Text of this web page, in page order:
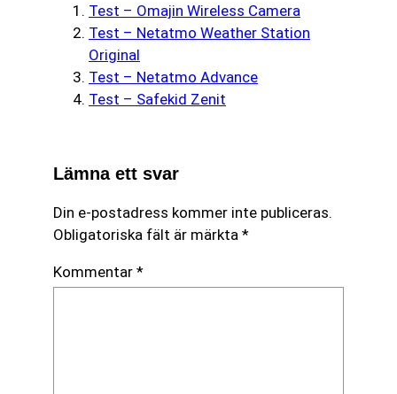
Test – Omajin Wireless Camera
Test – Netatmo Weather Station
Original
Test – Netatmo Advance
Test – Safekid Zenit
Lämna ett svar
Din e-postadress kommer inte publiceras.
Obligatoriska fält är märkta *
Kommentar *